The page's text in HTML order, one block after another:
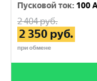
Пусковой ток: 100
2 404руб.
2 350 руб.
при обмене